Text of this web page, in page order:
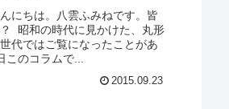
にちは。八雲ふみねです。皆
昭和の時代に見かけた、丸形
代ではご覧になったことがあ
のコラムで...
2015.09.23